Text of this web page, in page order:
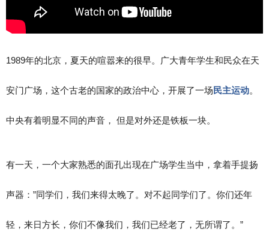
1989年的北京，夏天的喧嚣来的很早。广大青年学生和民众在天
安门广场，这个古老的国家的政治中心，开展了一场 民主运动。
中央有着明显不同的声音， 但是对外还是铁板一块。
有一天，一个大家熟悉的面孔出现在广场学生当中，拿着手提扬
声器：”同学们，我们来得太晚了。对不起同学们了。你们还年
轻，来日方长，你们不像我们，我们已经老了，无所谓了。”